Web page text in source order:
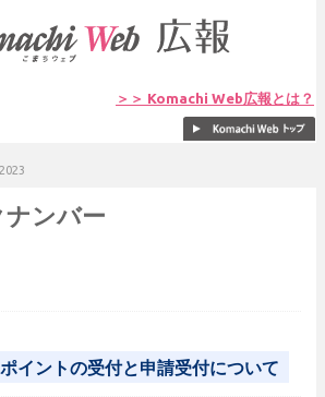
＞＞ Komachi Web広報とは？
ナンバー
イントの受付と申請受付について